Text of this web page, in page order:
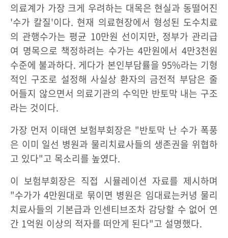
의료계가 가장 크게 우려하는 대목은 현실과 동떨어진
'수가 칼질'이다. 현재 의료현장에서 형성된 도수치료
의 관행수가는 평균 10만원 선이지만, 정부가 관리급
여 명목으로 책정하려는 수가는 4만원에서 4만3천원
수준에 불과하다. 게다가 본인부담률을 95%라는 기형
적인 구조로 설정해 사실상 환자의 금전적 부담은 줄
어들지 않으면서 의료기관의 수익만 반토막 내는 구조
라는 것이다.
가장 먼저 이태연 보험부회장은 "반토막 난 수가 폭풍
은 이미 일선 병원과 물리치료사들의 생존권을 위협하
고 있다"고 목소리를 높였다.
이 보험부회장은 직접 시뮬레이션 자료를 제시하며
"수가가 4만원대로 묶이면 병원은 임대료는커녕 물리
치료사들의 기본급과 인센티브조차 감당할 수 없어 연
간 1억원 이상의 적자를 떠안게 된다"고 설명했다.